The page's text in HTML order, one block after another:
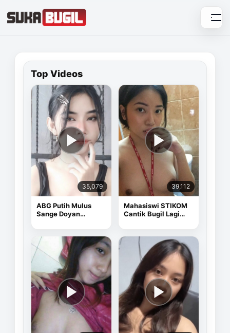
to
Top Videos
35,079
ABG Putih Mulus
Sange Doyan
39,112
Mahasiswi STIKOM
Cantik Bugil Lagi